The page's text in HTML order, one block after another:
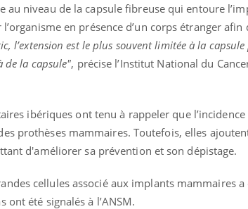
niveau de la capsule fibreuse qui entoure
en présence d’un corps étranger afin
l’extension est le plus souvent limitée à la capsule
de la capsule", précise l’Institut National du
ibériques ont tenu à rappeler que l’incidence
prothèses mammaires. Toutefois, elles
d'améliorer sa prévention et son dépistage.
cellules associé aux implants mammaires a
été signalés à l’ANSM.